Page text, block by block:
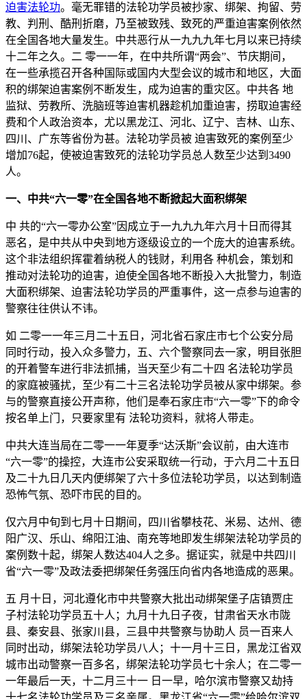
迫害法轮功。毫无罪错的法轮功学员被抄家、绑架、拘留、劳
教、判刑、酷刑折磨，乃至被致残、致死的严重迫害案例依然
在全国各地大量发生。中共恶行从一九九九年七月以来已持续
十二年之久。二 零一一年，在中共所谓“两会”、节庆期间，
在一些承揽召开各种国际或国内大型会议的城市和地区，大面
积的绑架迫害案例不断发生，成为迫害的重灾区。中共各 地
监狱、劳教所、洗脑班等迫害机器趁机加重迫害，捞取迫害经
费和个人政治资本，尤以黑龙江、河北、辽宁、吉林、山东、
四川、广东等省份为甚。法轮功学员被 迫害致死的案例至少
增加76起，使被迫害致死的法轮功学员总人数至少达到3490
人。
一、中共“六一零”在全国各地不断掀起大面积绑架
中 共的“六一零办公室”因成立于一九九九年六月十日而得其
恶名，是中共从中央到地方逐级设立的一个庞大的迫害系统。
这个非法组织挥霍着纳税人的钱财，利用各 种机会，策划和
推动对法轮功的迫害，迫使全国各地不断投入大批警力，制造
大面积绑架、迫害法轮功学员的严重事件，这一点参与迫害的
警察往往供认不讳。
如 二零一一年三月二十五日，河北省石家庄市七个公安分局
同时行动，投入众多警力，五、六个警察同去一家，明目张胆
的开着警车进行非法抓捕，当天至少有二十四 名法轮功学员
的家庭被骚扰，至少有二十三名法轮功学员被从家中绑架。参
与的警察直接公开声称，他们是奉石家庄市“六一零”下的命令
按名单上门，只要家里有 法轮功资料，就将人带走。
中共大连当局在二零一一年夏季“达沃斯”会议前，由大连市
“六一零”的操控，大连市公安采取统一行动，于六月二十五日
及二十九日几天内便绑架了六十多位法轮功学员，以达到制造
恐怖气氛、恐吓市民的目的。
仅六月中旬到七月十日期间，四川省攀枝花、米易、达州、德
阳广汉、乐山、绵阳江油、南充等地即发生绑架法轮功学员的
案例数十起，绑架人数达404人之多。据证实，就是中共四川
省“六一零”及政法委把绑架任务强压向省内各地造成的恶果。
五 月十日，河北遵化市中共警察大批出动绑架堡子店镇贾庄
子村法轮功学员五十人；九月十九日子夜，甘肃省天水市陇
县、秦安县、张家川县，三县中共警察与协助人 员一百来人
同时出动，绑架法轮功学员八人；十一月十三日，黑龙江省双
城市出动警察一百多名，绑架法轮功学员七十余人；在二零一
一年最后一天，十二月三十一 日一早，哈尔滨市警察又劫持